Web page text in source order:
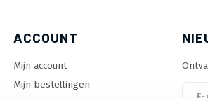
ACCOUNT
Mijn account
Mijn bestellingen